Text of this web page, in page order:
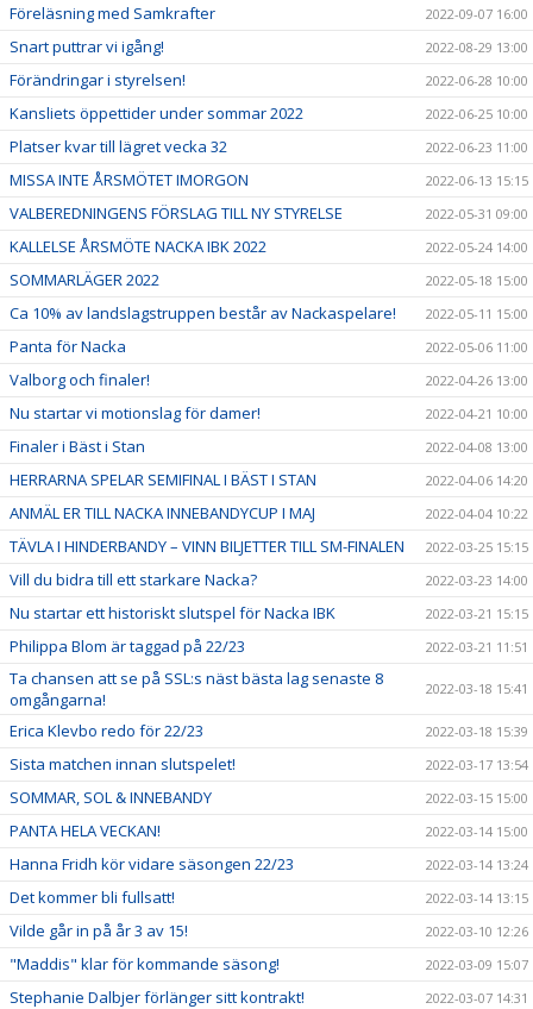
Föreläsning med Samkrafter 2022-09-07 16:00
Snart puttrar vi igång! 2022-08-29 13:00
Förändringar i styrelsen! 2022-06-28 10:00
Kansliets öppettider under sommar 2022 2022-06-25 10:00
Platser kvar till lägret vecka 32 2022-06-23 11:00
MISSA INTE ÅRSMÖTET IMORGON 2022-06-13 15:15
VALBEREDNINGENS FÖRSLAG TILL NY STYRELSE 2022-05-31 09:00
KALLELSE ÅRSMÖTE NACKA IBK 2022 2022-05-24 14:00
SOMMARLÄGER 2022 2022-05-18 15:00
Ca 10% av landslagstruppen består av Nackaspelare! 2022-05-11 15:00
Panta för Nacka 2022-05-06 11:00
Valborg och finaler! 2022-04-26 13:00
Nu startar vi motionslag för damer! 2022-04-21 10:00
Finaler i Bäst i Stan 2022-04-08 13:00
HERRARNA SPELAR SEMIFINAL I BÄST I STAN 2022-04-06 14:20
ANMÄL ER TILL NACKA INNEBANDYCUP I MAJ 2022-04-04 10:22
TÄVLA I HINDERBANDY – VINN BILJETTER TILL SM-FINALEN 2022-03-25 15:15
Vill du bidra till ett starkare Nacka? 2022-03-23 14:00
Nu startar ett historiskt slutspel för Nacka IBK 2022-03-21 15:15
Philippa Blom är taggad på 22/23 2022-03-21 11:51
Ta chansen att se på SSL:s näst bästa lag senaste 8
omgångarna!
2022-03-18 15:41
Erica Klevbo redo för 22/23 2022-03-18 15:39
Sista matchen innan slutspelet! 2022-03-17 13:54
SOMMAR, SOL & INNEBANDY 2022-03-15 15:00
PANTA HELA VECKAN! 2022-03-14 15:00
Hanna Fridh kör vidare säsongen 22/23 2022-03-14 13:24
Det kommer bli fullsatt! 2022-03-14 13:15
Vilde går in på år 3 av 15! 2022-03-10 12:26
"Maddis" klar för kommande säsong! 2022-03-09 15:07
Stephanie Dalbjer förlänger sitt kontrakt! 2022-03-07 14:31